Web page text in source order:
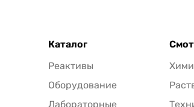
Каталог
Реактивы
Оборудование
Лабораторные